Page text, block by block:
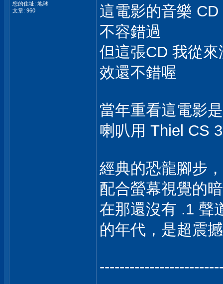
您的住址: 地球
文章: 960
這電影的音樂
不容錯過
但這張CD 我從
效還不錯喔
當年重看這電影
喇叭用 Thiel CS
經典的恐龍腳步
配合螢幕視覺的
在那還沒有 .1 聲
的年代，是超震